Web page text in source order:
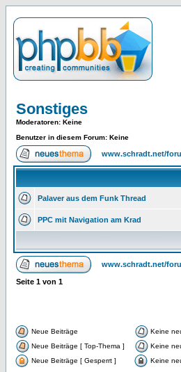
Sonstiges
Moderatoren: Keine
Benutzer in diesem Forum: Keine
www.schradt.net/
Palaver aus dem Funk Thread
PPC mit Navigation am Krad
www.schradt.net/
Seite 1 von 1
Neue Beiträge Keine
Neue Beiträge [ Top-Thema ]
Keine
Neue Beiträge [ Gesperrt ]
Keine